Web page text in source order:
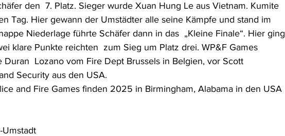
den  7. Platz. Sieger wurde Xuan Hung Le aus Vietnam. Kumite
Tag. Hier gewann der Umstädter alle seine Kämpfe und stand im
Niederlage führte Schäfer dann in das  „Kleine Finale“. Hier ging
klare Punkte reichten  zum Sieg um Platz drei. WP&F Games
Duran  Lozano vom Fire Dept Brussels in Belgien, vor Scott
Security aus den USA.
and Fire Games finden 2025 in Birmingham, Alabama in den USA
Umstadt